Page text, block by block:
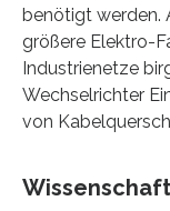
benötigt werden.
größere Elektro-
Industrienetze
Wechselrichter
von